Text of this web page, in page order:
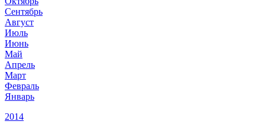
Сентябрь
Август
Июль
Июнь
Май
Апрель
Март
Февраль
Январь
2014